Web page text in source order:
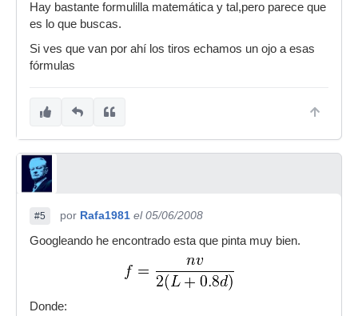
Hay bastante formulilla matemática y tal,pero parece que
es lo que buscas.
Si ves que van por ahí los tiros echamos un ojo a esas
fórmulas
#5 por Rafa1981 el 05/06/2008
Googleando he encontrado esta que pinta muy bien.
Donde: